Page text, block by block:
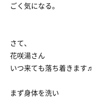
ごく気になる。
さて、
花咲湯さん
いつ来ても落ち着きます♬
まず身体を洗い